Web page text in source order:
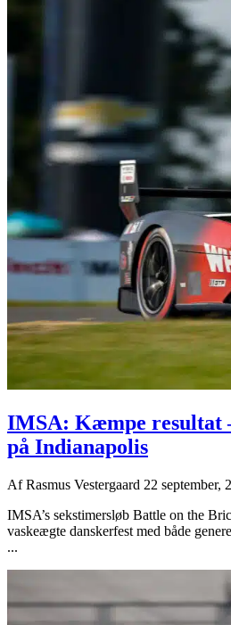
IMSA: Kæmpe resultat
på Indianapolis
AfRasmus Vestergaard 22 september,
IMSA’s sekstimersløb Battle on the
vaskeægte danskerfest med både
...